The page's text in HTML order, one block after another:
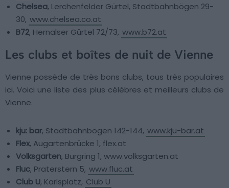
Chelsea, Lerchenfelder Gürtel, Stadtbahnbögen 29-
30, www.chelsea.co.at
B72, Hernalser Gürtel 72/73, www.b72.at
Les clubs et boîtes de nuit de Vienne
Vienne possède de très bons clubs, tous très populaires
ici. Voici une liste des plus célèbres et meilleurs clubs de
Vienne.
kju: bar, Stadtbahnbögen 142-144, www.kju-bar.at
Flex, Augartenbrücke 1, flex.at
Volksgarten, Burgring 1, www.volksgarten.at
Fluc, Praterstern 5, www.fluc.at
Club U, Karlsplatz, Club U